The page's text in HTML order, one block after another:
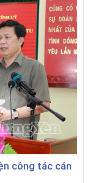
công tác cán